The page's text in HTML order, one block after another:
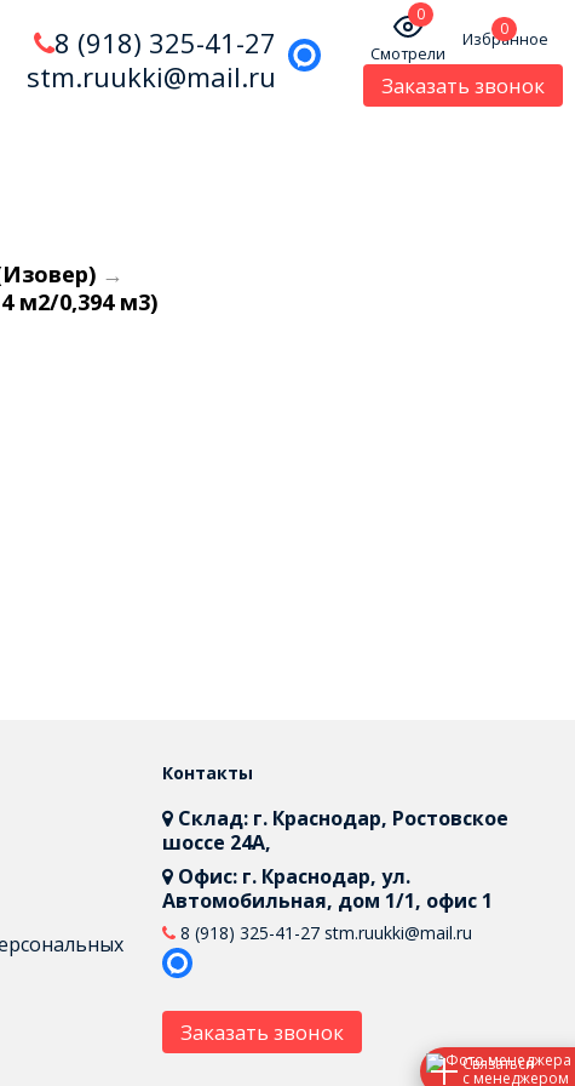
8 (918) 325-41-27
stm.ruukki@mail.ru
0
Смотрели
0
Избранное
Заказать звонок
→
м2/0,394 м3)
Контакты
Склад: г. Краснодар, Ростовское
шоссе 24А,
Офис: г. Краснодар, ул.
Автомобильная, дом 1/1, офис 1
8 (918) 325-41-27stm.ruukki@mail.ru
Заказать звонок
Связаться
с менеджером